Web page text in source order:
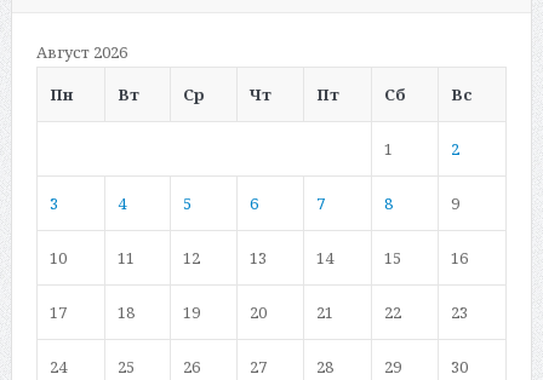
Август 2026
Пн
Вт Ср Чт Пт Сб Вс
1 2
3 4 5 6 7 8 9
10 11 12 13 14 15 16
17 18 19 20 21 22 23
24 25 26 27 28 29 30